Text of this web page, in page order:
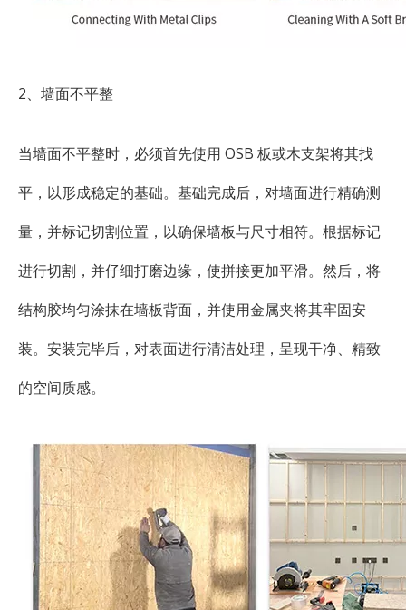
2、墙面不平整
当墙面不平整时，必须首先使用 OSB 板或木支架将其找
平，以形成稳定的基础。基础完成后，对墙面进行精确测
量，并标记切割位置，以确保墙板与尺寸相符。根据标记
进行切割，并仔细打磨边缘，使拼接更加平滑。然后，将
结构胶均匀涂抹在墙板背面，并使用金属夹将其牢固安
装。安装完毕后，对表面进行清洁处理，呈现干净、精致
的空间质感。